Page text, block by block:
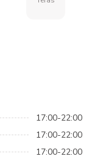
17:00-22:00
17:00-22:00
17:00-22:00